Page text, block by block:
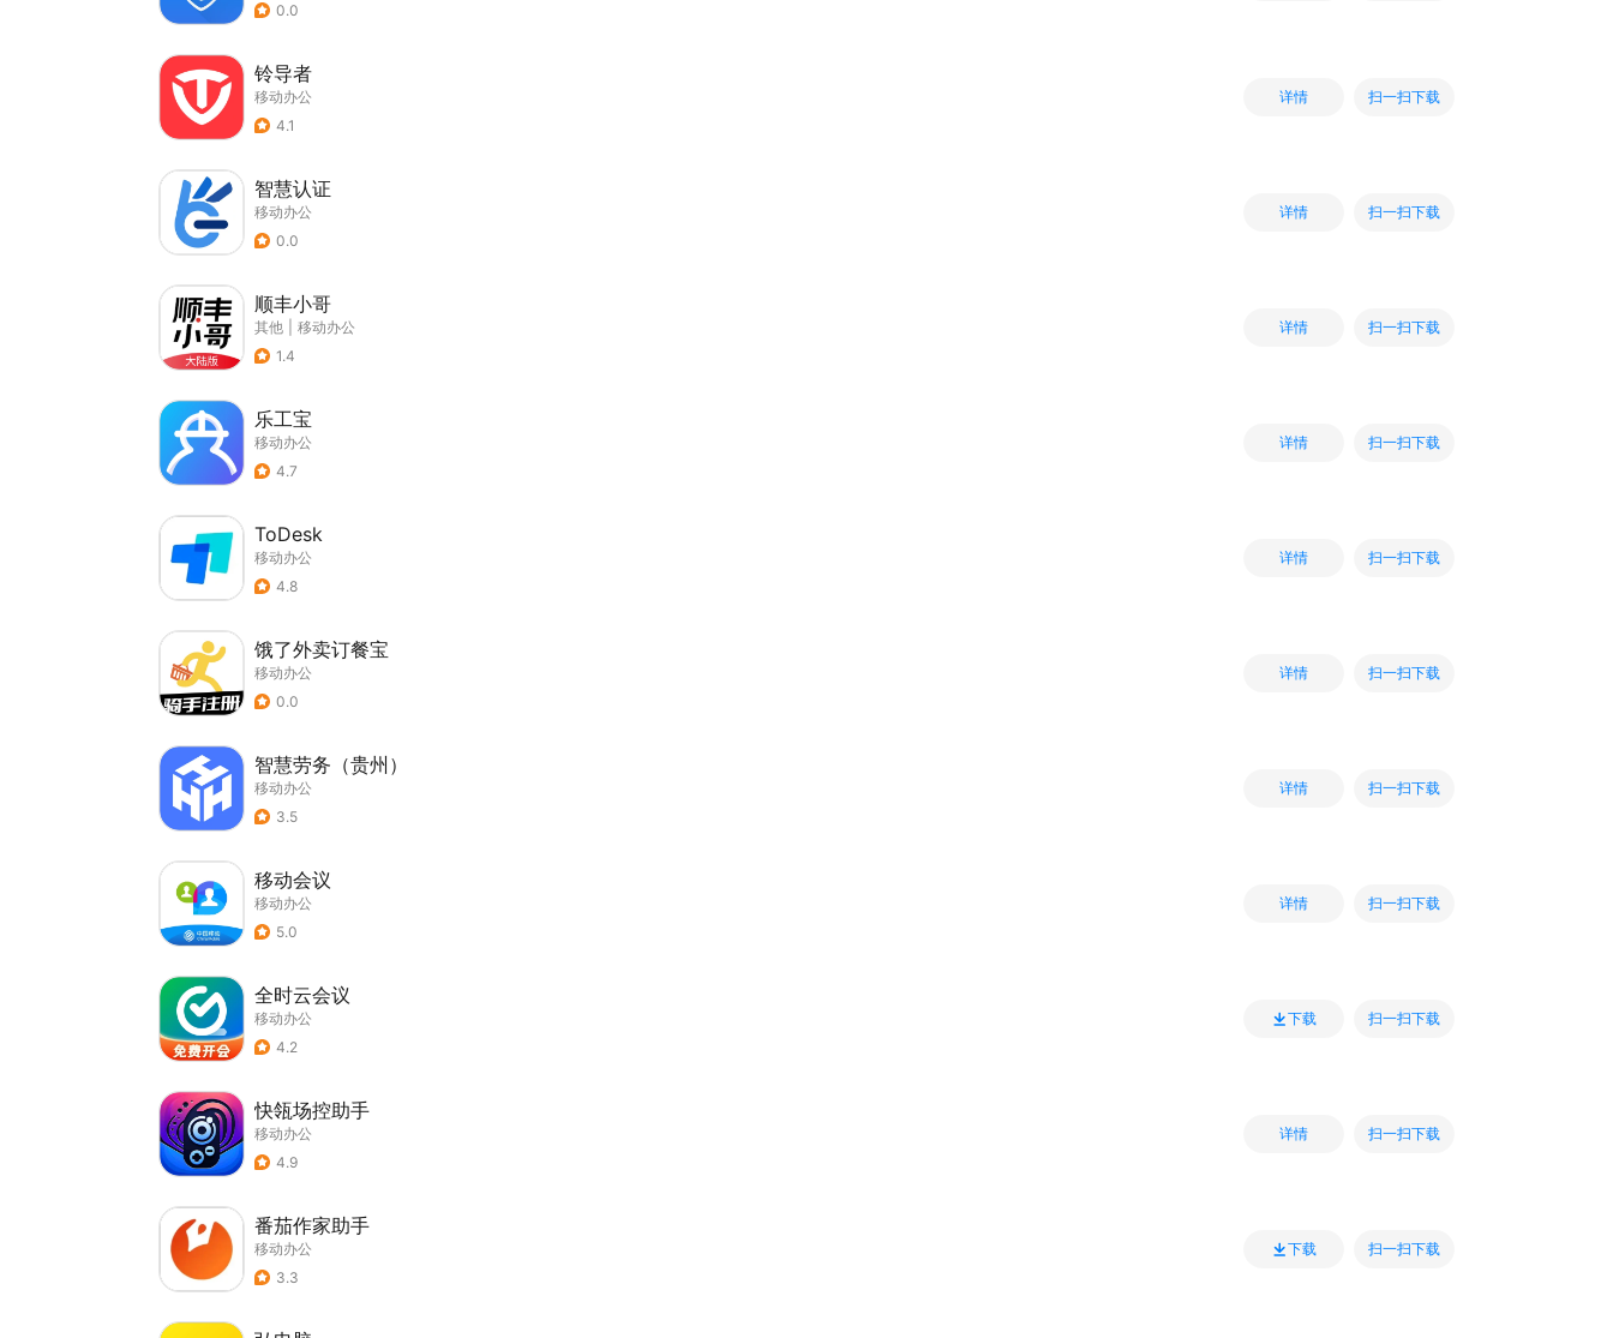
0.0
铃导者
移动办公
4.1
详情 扫一扫下载
智慧认证
移动办公
0.0
详情 扫一扫下载
顺丰小哥
其他
移动办公
1.4
详情 扫一扫下载
乐工宝
移动办公
4.7
详情 扫一扫下载
ToDesk
移动办公
4.8
详情 扫一扫下载
饿了外卖订餐宝
移动办公
0.0
详情 扫一扫下载
智慧劳务（贵州）
移动办公
3.5
详情 扫一扫下载
移动会议
移动办公
5.0
详情 扫一扫下载
全时云会议
移动办公
4.2
下载 扫一扫下载
快瓴场控助手
移动办公
4.9
详情 扫一扫下载
番茄作家助手
移动办公
3.3
下载 扫一扫下载